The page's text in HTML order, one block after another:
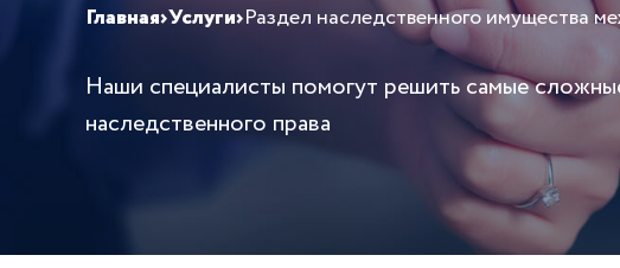
Главная›Услуги›Раздел наследственного имущества
Наши специалисты помогут решить самые
наследственного права